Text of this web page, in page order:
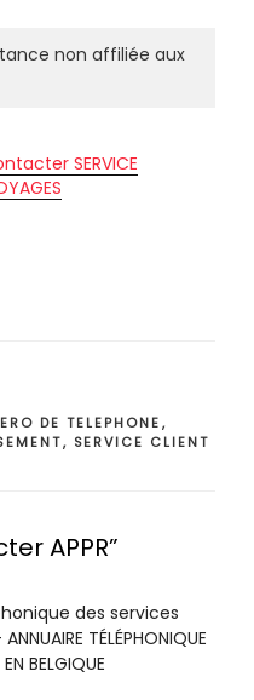
non affiliée aux
SERVICE
DE TELEPHONE,
, SERVICE CLIENT
APPR”
des services
TÉLÉPHONIQUE
BELGIQUE